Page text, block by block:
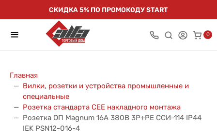
СКИДКА 5% ПО ПРОМОКОДУ START
0
Главная
Вилки, розетки и устройства промышленные и
специальные
Розетка стандарта СЕЕ накладного монтажа
Розетка ОП Magnum 16А 380В 3P+PE ССИ-114 IP44
IEK PSN12-016-4